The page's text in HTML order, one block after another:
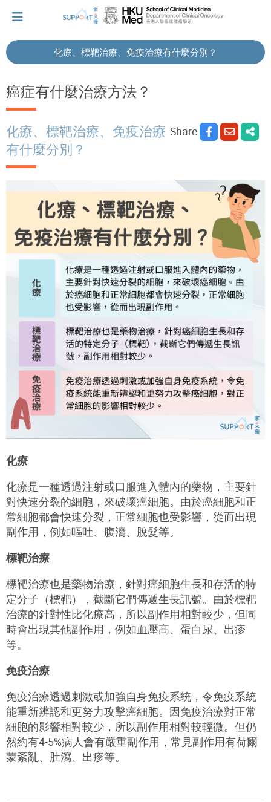
Let's walk together
Cherish every moment; love every day.
Let's take a break!
Tips and Resources
癌症有什麼治療方法？
化療、標靶治療、免疫治療有什麼分別？
Share
化療、標靶治療、免疫治療
有什麼分別？
化療
化療是一種透過注射或口服進入體內的藥物，主要針
對快速分裂的細胞，來破壞癌細胞。由於癌細胞和正
常細胞都會快速分裂，正常細胞也受影響，從而出現
副作用，例如嘔吐、腹瀉、脫髮等。
標靶治療
標靶治療也是藥物治療，針對癌細胞生長和存活的特
定分子（標靶），截斷它們傳遞生長訊號。由於標靶
治療的針對性比化療高，所以副作用相對較少，但同
時會出現其他副作用，例如血壓高、蛋白尿、出疹
等。
免疫治療
免疫治療透過刺激或加強自身免疫系統，令免疫系統
能重新辨認和更努力攻擊癌細胞。因免疫治療對正常
細胞的影響相對較少，所以副作用相對較輕微。但仍
然約有4-5%病人會有嚴重副作用，常見副作用有荷爾
蒙紊亂、肚瀉、出疹等。